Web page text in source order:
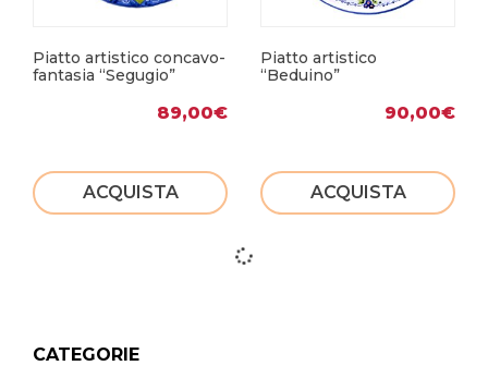
CATEGORIE
Piatto artistico concavo-
fantasia “Segugio”
89,00€
ACQUISTA
Piatto artistico
“Beduino”
90,00€
ACQUISTA